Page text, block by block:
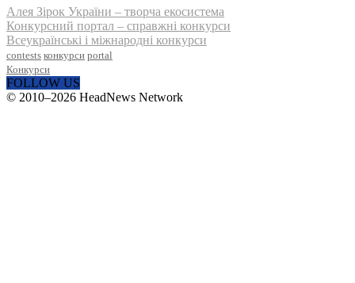
Алея Зірок України – творча екосистема
Конкурсний портал – справжні конкурси
Всеукраїнські і міжнародні конкурси
contests конкурси portal
Конкурси
FOLLOW US
© 2010–2026 HeadNews Network